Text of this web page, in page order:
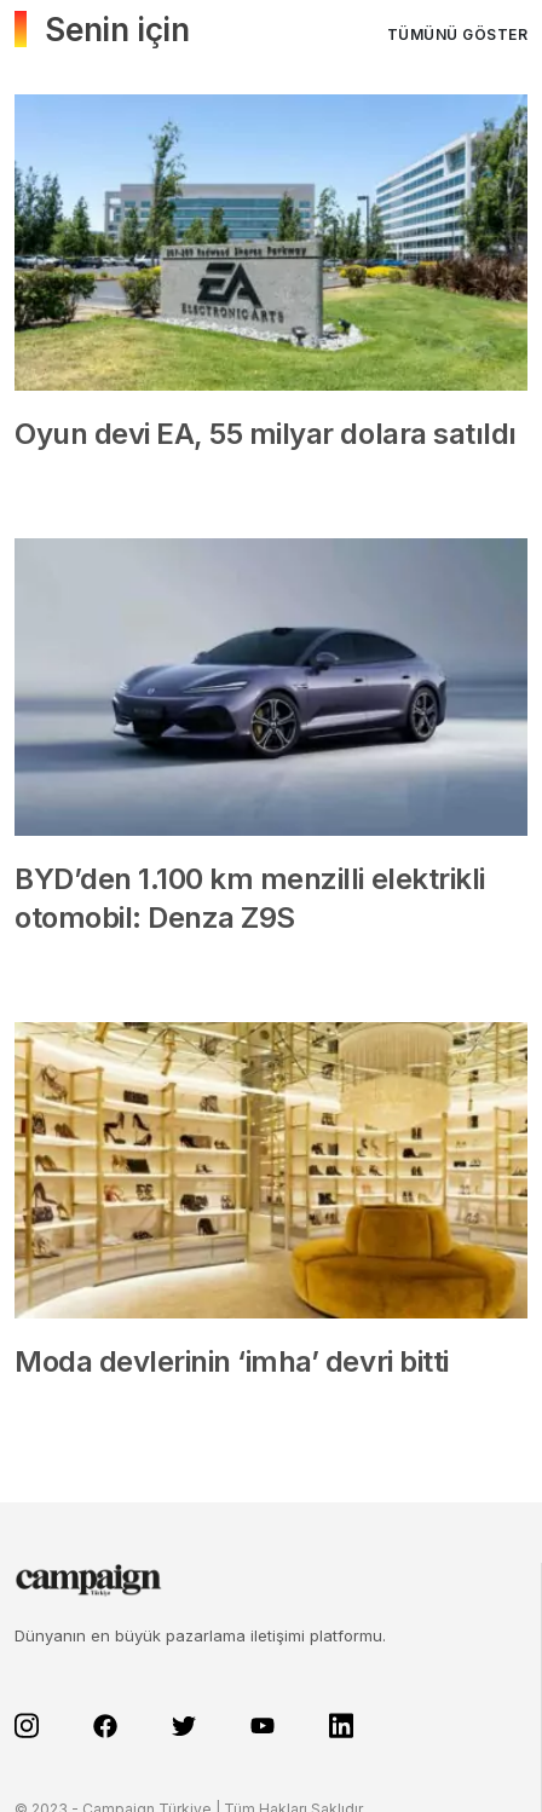
Senin için TÜMÜNÜ GÖSTER
Oyun devi EA, 55 milyar dolara satıldı
BYD’den 1.100 km menzilli elektrikli
otomobil: Denza Z9S
Moda devlerinin ‘imha’ devri bitti
Dünyanın en büyük pazarlama iletişimi platformu.